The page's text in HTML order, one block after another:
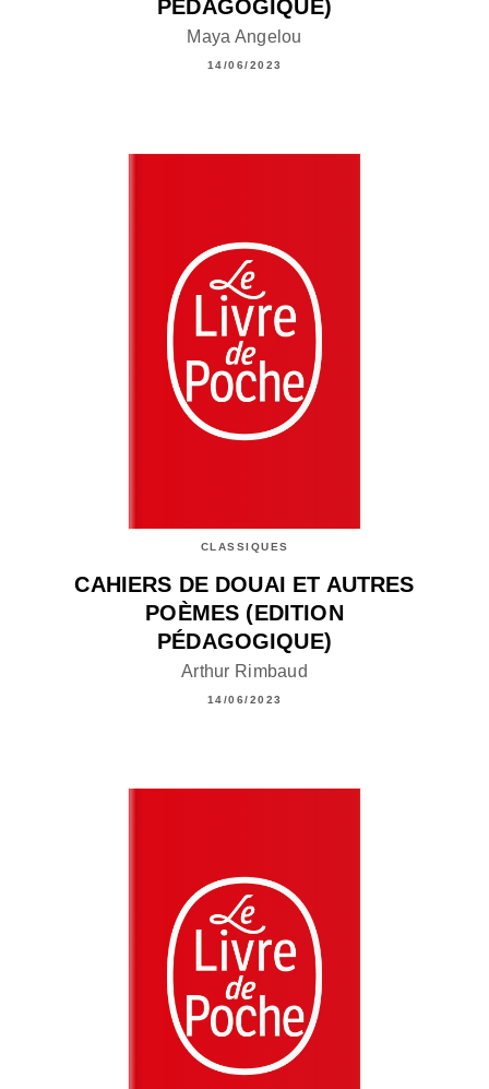
PÉDAGOGIQUE)
Maya Angelou
14/06/2023
CLASSIQUES
CAHIERS DE DOUAI ET AUTRES
POÈMES (EDITION
PÉDAGOGIQUE)
Arthur Rimbaud
14/06/2023